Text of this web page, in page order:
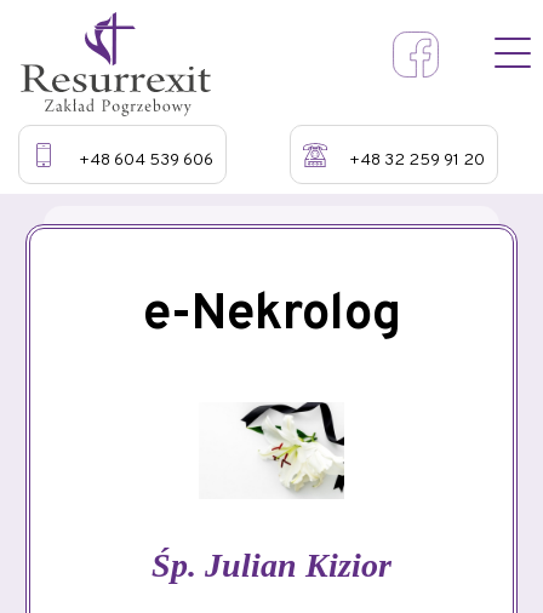
+48 604 539 606 +48 32 259 91 20
e-Nekrolog
Śp. Julian Kizior